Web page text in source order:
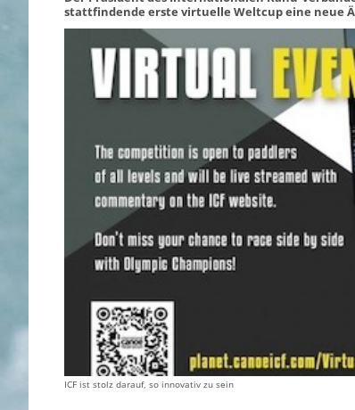
stattfindende erste virtuelle Weltcup eine neue
ICF ist stolz darauf, so innovativ zu sein